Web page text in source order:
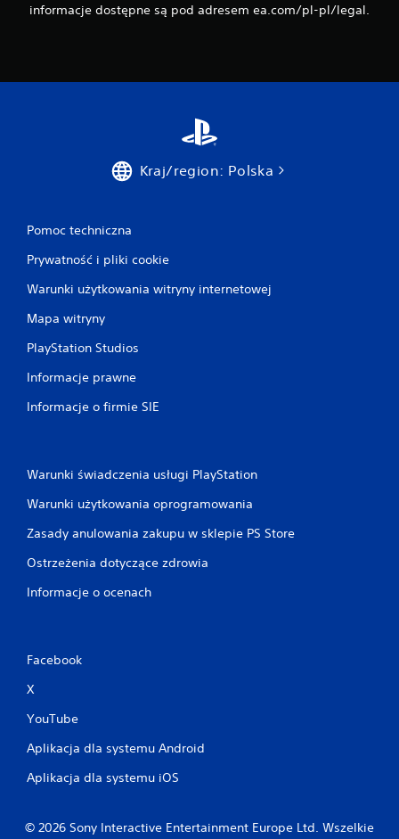
informacje dostępne są pod adresem ea.com/pl-pl/legal.
Kraj/region: Polska
Pomoc techniczna
Prywatność i pliki cookie
Warunki użytkowania witryny internetowej
Mapa witryny
PlayStation Studios
Informacje prawne
Informacje o firmie SIE
Warunki świadczenia usługi PlayStation
Warunki użytkowania oprogramowania
Zasady anulowania zakupu w sklepie PS Store
Ostrzeżenia dotyczące zdrowia
Informacje o ocenach
Facebook
X
YouTube
Aplikacja dla systemu Android
Aplikacja dla systemu iOS
© 2026 Sony Interactive Entertainment Europe Ltd. Wszelkie